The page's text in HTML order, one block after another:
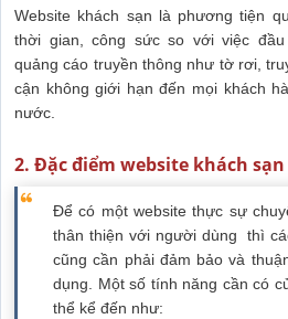
Website khách sạn là phương tiện
thời gian, công sức so với việc
quảng cáo truyền thông như tờ rơi,
cận không giới hạn đến mọi khách
nước.
2. Đặc điểm website khách sạn
Để có một website thực sự
thân thiện với người dùng thì
cũng cần phải đảm bảo và
dụng. Một số tính năng cần có
thể kể đến như: